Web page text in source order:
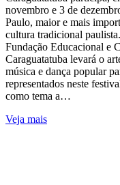
novembro e 3 de
Paulo, maior e mais
cultura tradicional
Fundação Educacional e
Caraguatatuba levará o
música e dança popular
representados neste
como tema a…
Veja mais